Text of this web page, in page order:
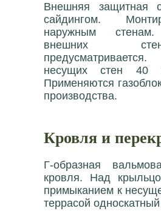
Внешняя защитная
сайдингом.
наружным стенам.
внешних
несущих стен 40
Применяются
производства.
Кровля и
Г-образная
кровля. Над
примыканием к
террасой